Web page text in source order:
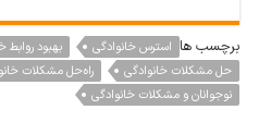
برچسب ها استرس خانوادگی بهبود روابط
حل مشکلات خانوادگی
راه‌حل مشکلات
نوجوانان و مشکلات خانوادگی